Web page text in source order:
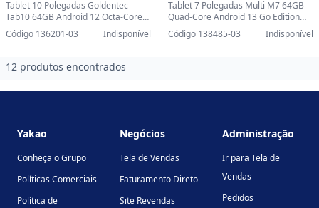
Tablet 10 Polegadas Goldentec
Tab10 64GB Android 12 Octa-Core
4G e Wi-Fi Cinza - 51021-SINOP-03 -
51021
Código 136201-03 Indisponível
Tablet 7 Polegadas Multi M7 64GB
Quad-Core Android 13 Go Edition
Wifi Preto - NB409-SINOP-03 -
NB409
Código 138485-03 Indisponível
12 produtos encontrados
Yakao
Conheça o Grupo
Políticas Comerciais
Política de
Negócios
Tela de Vendas
Faturamento Direto
Site Revendas
Administração
Ir para Tela de
Vendas
Pedidos